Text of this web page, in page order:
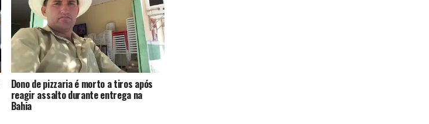
Dono de pizzaria é morto a tiros após
reagir assalto durante entrega na
Bahia